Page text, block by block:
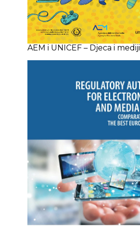
AEM i UNICEF – Djeca i mediji